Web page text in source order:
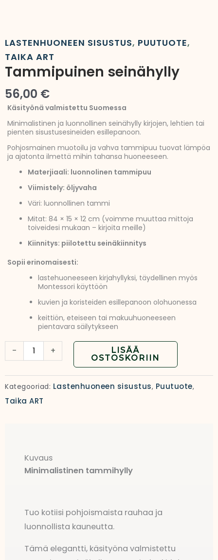
LASTENHUONEEN SISUSTUS, PUUTUOTE,
TAIKA ART
Tammipuinen seinähylly
56,00 €
Käsityönä valmistettu Suomessa
Minimalistinen ja luonnollinen seinähylly kirjojen, lehtien tai
pienten sisustusesineiden esillepanoon.
Pohjosmainen muotoilu ja vahva tammipuu tuovat lämpöa
ja ajatonta ilmettä mihin tahansa huoneeseen.
Materjiaali: luonnolinen tammipuu
Viimistely: öljyvaha
Väri: luonnollinen tammi
Mitat: 84 × 15 × 12 cm (voimme muuttaa mittoja
toiveidesi mukaan – kirjoita meille)
Kiinnitys: piilotettu seinäkiinnitys
Sopii erinomaisesti:
lastehuoneeseen kirjahyllyksi, täydellinen myös
Montessori käyttöön
kuvien ja koristeiden esillepanoon olohuonessa
keittiön, eteiseen tai makuuhuoneeseen
pientavara säilytykseen
-
Tammipuinen
seinähylly
määrä
+
LISÄÄ
OSTOSKORIIN
Kategooriad: Lastenhuoneen sisustus, Puutuote,
Taika ART
Kuvaus
Minimalistinen tammihylly
Tuo kotiisi pohjoismaista rauhaa ja
luonnollista kauneutta.
Tämä elegantti, käsityöna valmistettu